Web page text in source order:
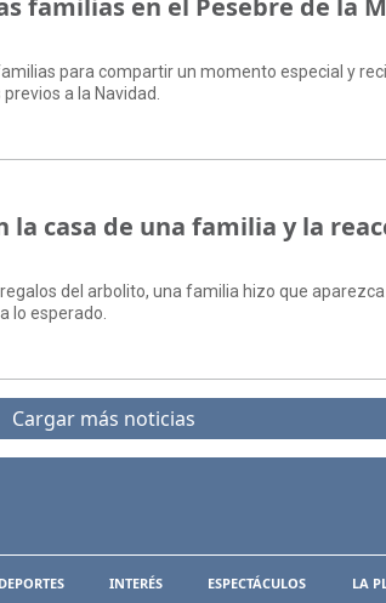
para compartir un momento especial y
a la Navidad.
la casa de una familia y la
del arbolito, una familia hizo que aparezca
lo esperado.
Cargar más noticias
DEPORTES INTERÉS ESPECTÁCULOS LA